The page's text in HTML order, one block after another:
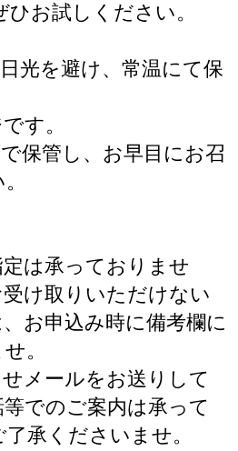
お試しください。
光を避け、常温にて保
す。
保管し、お早目にお召
は承っておりませ
け取りいただけない
お申込み時に備考欄に
。
メールをお送りして
でのご案内は承って
承くださいませ。